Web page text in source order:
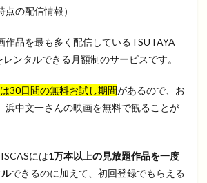
点の配信情報）
作品を最も多く配信しているTSUTAYA
ンタルできる月額制のサービスです。
30日間の無料お試し期間があるので、お
浜中文一さんの映画を無料で観ることが
には1万本以上の見放題作品を一度
できるのに加えて、初回登録でもらえる